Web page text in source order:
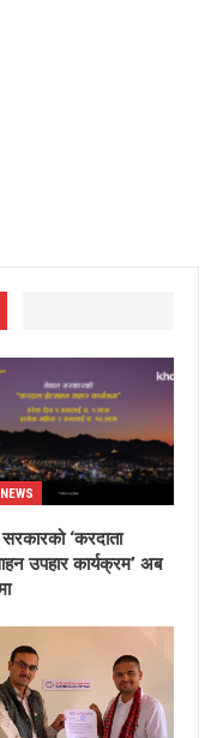
‘करदाता
उपहार कार्यक्रम’ अब